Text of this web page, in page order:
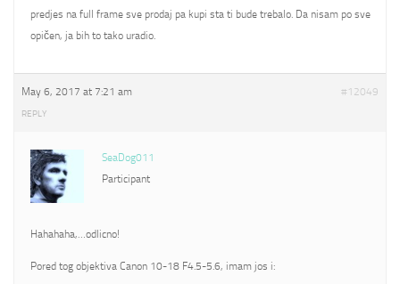
predjes na full frame sve prodaj pa kupi sta ti bude trebalo. Da nisam po sve
opičen, ja bih to tako uradio.
May 6, 2017 at 7:21 am #12049
REPLY
SeaDog011
Participant
Hahahaha,…odlicno!
Pored tog objektiva Canon 10-18 F4.5-5.6, imam jos i: